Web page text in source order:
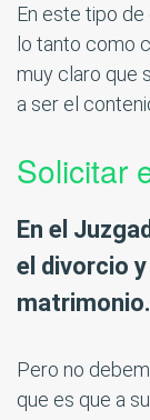
En este tipo
lo tanto como
muy claro que
a ser el
Solicitar
En el
el divorcio
matrimonio.
Pero no
que es que a